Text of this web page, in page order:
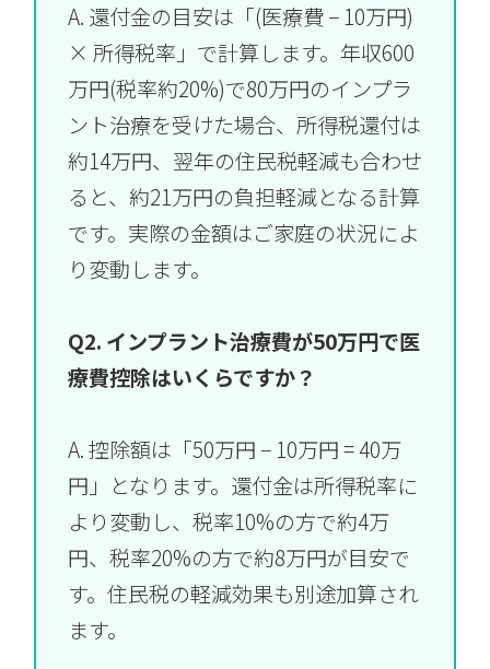
A. 還付金の目安は「(医療費 − 10万円)
× 所得税率」で計算します。年収600
万円(税率約20%)で80万円のインプラ
ント治療を受けた場合、所得税還付は
約14万円、翌年の住民税軽減も合わせ
ると、約21万円の負担軽減となる計算
です。実際の金額はご家庭の状況によ
り変動します。
Q2. インプラント治療費が50万円で医
療費控除はいくらですか？
A. 控除額は「50万円 − 10万円 = 40万
円」となります。還付金は所得税率に
より変動し、税率10%の方で約4万
円、税率20%の方で約8万円が目安で
す。住民税の軽減効果も別途加算され
ます。